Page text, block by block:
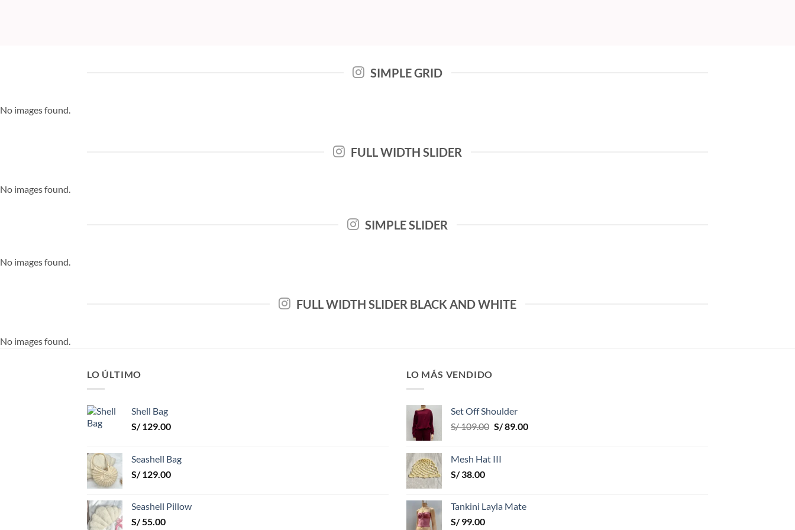
SIMPLE GRID
No images found.
FULL WIDTH SLIDER
No images found.
SIMPLE SLIDER
No images found.
FULL WIDTH SLIDER BLACK AND WHITE
No images found.
LO ÚLTIMO
Shell Bag
S/129.00
Seashell Bag
S/129.00
Seashell Pillow
S/55.00
LO MÁS VENDIDO
Set Off Shoulder
S/109.00 El
era:
S/89.00El
Mesh Hat III
S/38.00
Tankini Layla Mate
S/99.00